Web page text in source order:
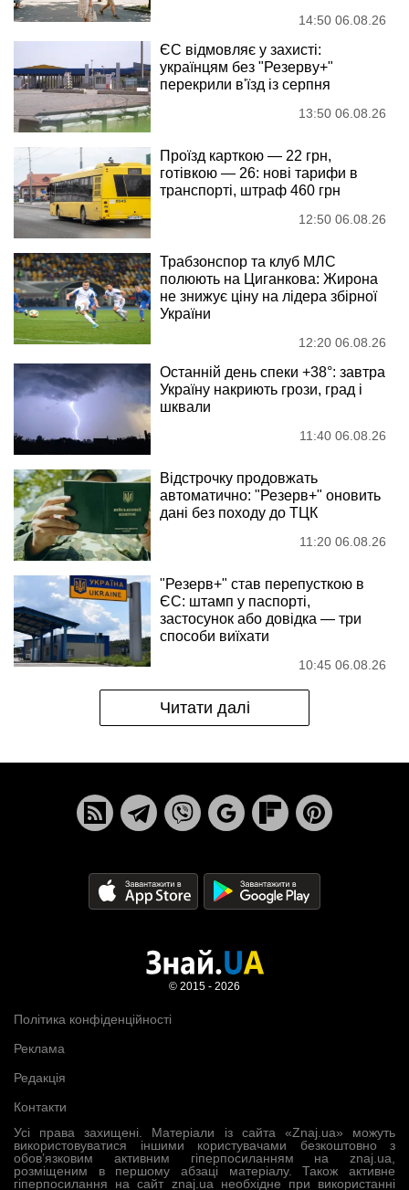
14:50 06.08.26
ЄС відмовляє у захисті:
українцям без "Резерву+"
перекрили в'їзд із серпня
13:50 06.08.26
Проїзд карткою — 22 грн,
готівкою — 26: нові тарифи в
транспорті, штраф 460 грн
12:50 06.08.26
Трабзонспор та клуб МЛС
полюють на Циганкова: Жирона
не знижує ціну на лідера збірної
України
12:20 06.08.26
Останній день спеки +38°: завтра
Україну накриють грози, град і
шквали
11:40 06.08.26
Відстрочку продовжать
автоматично: "Резерв+" оновить
дані без походу до ТЦК
11:20 06.08.26
"Резерв+" став перепусткою в
ЄС: штамп у паспорті,
застосунок або довідка — три
способи виїхати
10:45 06.08.26
Читати далі
Усі права захищені. Матеріали із сайта «Znaj.ua» можуть
використовуватися іншими користувачами безкоштовно з
обов’язковим активним гіперпосиланням на znaj.ua,
розміщеним в першому абзаці матеріалу. Також активне
гіперпосилання на сайт znaj.ua необхідне при використанні
Політика конфіденційності
Реклама
Редакція
Контакти
© 2015 - 2026